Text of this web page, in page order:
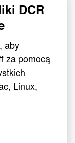
DCR
aby
za pomocą
Linux,